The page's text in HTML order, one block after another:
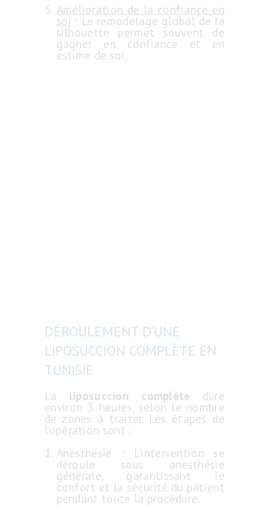
INTERVENTIONS
DJERBA
TARIFS
CONTACT
DEMANDE DE
Amélioration de la confiance en
soi : Le remodelage global de la
silhouette permet souvent de
gagner en confiance et en
estime de soi.
DÉROULEMENT D’UNE
LIPOSUCCION COMPLÈTE EN
TUNISIE
La liposuccion complète dure
environ 3 heures, selon le nombre
de zones à traiter. Les étapes de
l’opération sont :
Anesthésie : L’intervention se
déroule sous anesthésie
générale, garantissant le
confort et la sécurité du patient
pendant toute la procédure.